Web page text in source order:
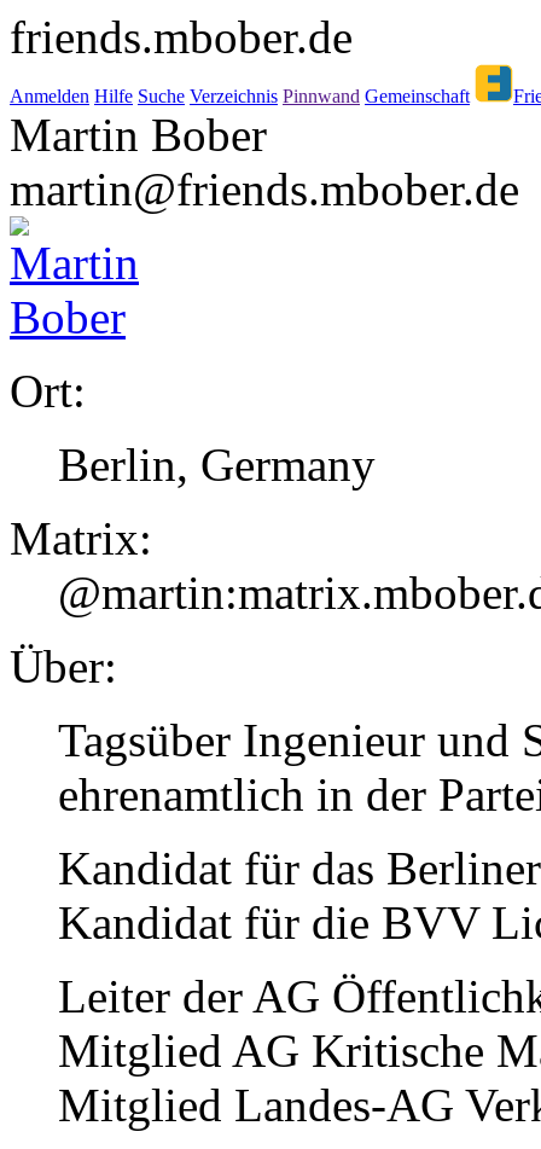
friends.mbober.de
Anmelden Hilfe Suche Verzeichnis Pinnwand Gemeinschaft
Martin Bober
martin@friends.mbober.de
Ort:
Berlin, Germany
Matrix:
Über:
Tagsüber Ingenieur und
ehrenamtlich in der
Kandidat für das
Kandidat für die BVV
Leiter der AG
Mitglied AG Kritische
Mitglied Landes-AG